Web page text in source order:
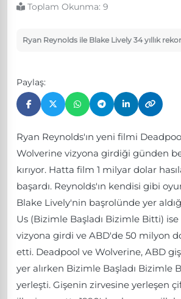
Toplam Okunma: 9
Ryan Reynolds ile Blake Lively 34 yıllık
Paylaş:
Ryan Reynolds'ın yeni filmi
Wolverine vizyona girdiği günden
kırıyor. Hatta film 1 milyar dolar
başardı. Reynolds'ın kendisi gibi
Blake Lively'nin başrolünde yer
Us (Bizimle Başladı Bizimle Bitti)
vizyona girdi ve ABD'de 50 milyon
etti. Deadpool ve Wolverine, ABD
yer alırken Bizimle Başladı Bizimle
yerleşti. Gişenin zirvesine yerleşen